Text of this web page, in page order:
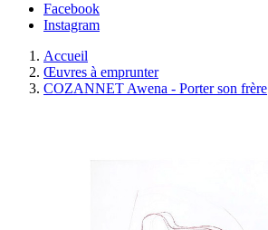
Facebook
Instagram
Accueil
Œuvres à emprunter
COZANNET Awena - Porter son frère